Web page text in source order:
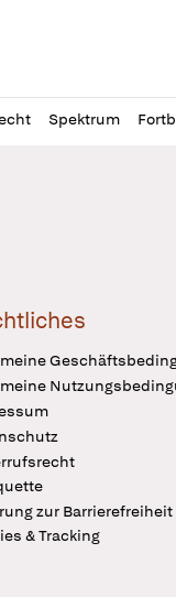
Spektrum
zur Barrierefreiheit
& Tracking